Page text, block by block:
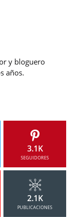
y bloguero
años.
3.1K
SEGUIDORES
2.1K
PUBLICACIONES